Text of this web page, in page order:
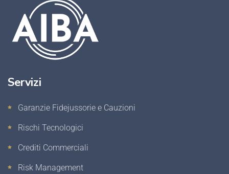
Servizi
Garanzie Fidejussorie e Cauzioni
Rischi Tecnologici
Crediti Commerciali
Risk Management